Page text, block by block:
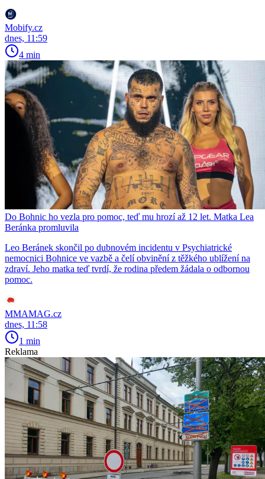
Mobify.cz
dnes, 11:59
4 min
Do Bohnic ho vezla pro pomoc, teď mu hrozí až 12 let. Matka Lea
Beránka promluvila
Leo Beránek skončil po dubnovém incidentu v Psychiatrické
nemocnici Bohnice ve vazbě a čelí obvinění z těžkého ublížení na
zdraví. Jeho matka teď tvrdí, že rodina předem žádala o odbornou
pomoc.
MMAMAG.cz
dnes, 11:58
1 min
Reklama